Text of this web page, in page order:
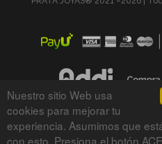
Nuestro sitio Web usa
cookies para mejorar tu
experiencia. Asumimos que
con esto. Presiona el botón